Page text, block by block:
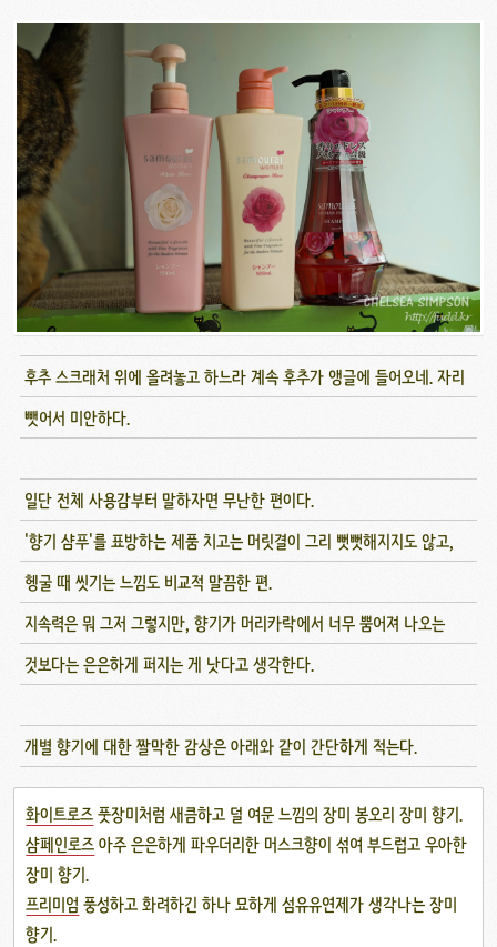
후추 스크래처 위에 올려놓고 하느라 계속 후추가 앵글에 들어오네. 자리
뺏어서 미안하다.
일단 전체 사용감부터 말하자면 무난한 편이다.
'향기 샴푸'를 표방하는 제품 치고는 머릿결이 그리 뻣뻣해지지도 않고,
헹굴 때 씻기는 느낌도 비교적 말끔한 편.
지속력은 뭐 그저 그렇지만, 향기가 머리카락에서 너무 뿜어져 나오는
것보다는 은은하게 퍼지는 게 낫다고 생각한다.
개별 향기에 대한 짤막한 감상은 아래와 같이 간단하게 적는다.
화이트로즈풋장미처럼 새큼하고 덜 여문 느낌의 장미 봉오리 장미 향기.
샴페인로즈아주 은은하게 파우더리한 머스크향이 섞여 부드럽고 우아한
장미 향기.
프리미엄 풍성하고 화려하긴 하나 묘하게 섬유유연제가 생각나는 장미
향기.